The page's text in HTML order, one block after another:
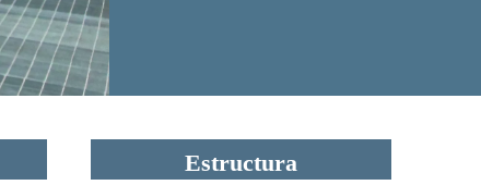
Estructura